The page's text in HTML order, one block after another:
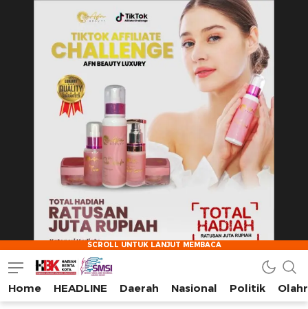
HarianBeritaKota
Mengabarkan Setiap Detil, Sudut, dan Cerita Kota
Home HEADLINE Daerah Nasional Politik